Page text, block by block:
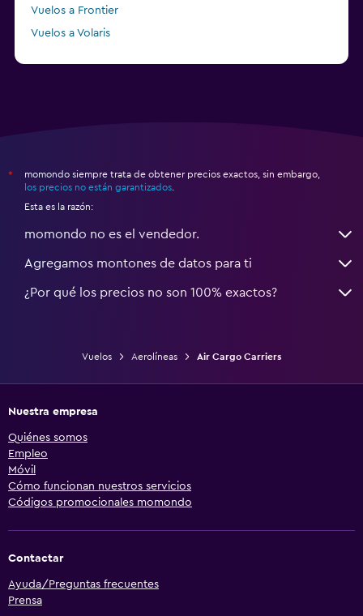
Vuelos a Frontier
Vuelos a Volaris
*
momondo siempre trata de obtener precios exactos, sin embargo,
los precios no están garantizados
Esta es la razón:
momondo no es el vendedor.
Agregamos montones de datos para ti
¿Por qué los precios no son 100% exactos?
Vuelos Aerolíneas Air Cargo Carriers
Nuestra empresa
Quiénes somos
Empleo
Móvil
Cómo funcionan nuestros servicios
Códigos promocionales momondo
Contactar
Ayuda/Preguntas frecuentes
Prensa